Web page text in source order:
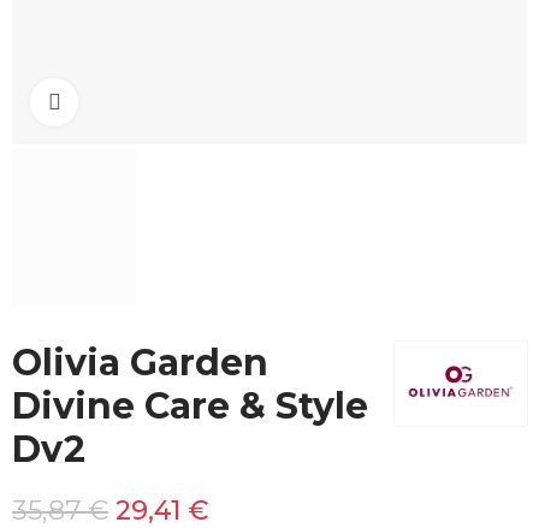
Olivia Garden
Divine Care & Style
Dv2
35,87 € 29,41 €